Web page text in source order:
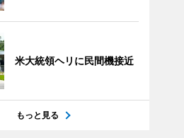
米大統領ヘリに民間機接近
もっと見る